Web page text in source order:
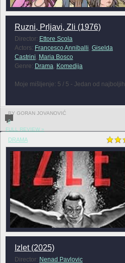
Ruzni, Prljavi, Zli (1976)
Director: Ettore Scola
Actors: Francesco Anniballi, Giselda
Castrini, Maria Bosco
Genre: Drama, Komedija
Moje mišljenje: 5 / 5 - Jedan od najboljih
BY GORAN JOVANOVIĆ
0
FULL REVIEW »
DRAMA
Izlet (2025)
Director: Nenad Pavlovic